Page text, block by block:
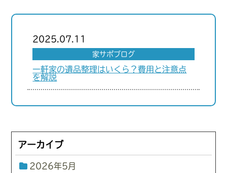
2025.07.11
家サポブログ
一軒家の遺品整理はいくら？費用と注意点
を解説
アーカイブ
2026年5月